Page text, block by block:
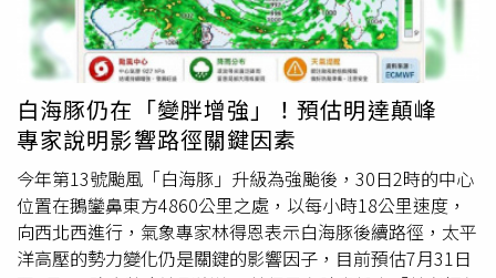
府會議室。綠營人士質疑，若業者列席中央會議被指為政治
護航，台中市府同樣邀請業者與會，又該如何解釋，認為
「門神說」形同自我打臉。面對外界質疑，台中市政府於2
日深夜11時42分發布「中聯油脂苯駢芘超標案因應作為」
及會議紀錄反擊。副市長鄭照新表示，7月3日會議屬於專業
技術討論，目的在釐清污染原因、研擬矯正措施及預防再發
機制，邀集專家學者、中央食藥署及中聯油脂共同參與，程
序公開透明、全程留有紀錄，與中央決策會議性質不同。市
府並質疑中央訂定「使用問題油未達20%免下架」政策的決
策過程未邀地方參與，要求中央比照公開相關會議紀錄及決
白海豚仍在「變胖增強」！預估明達顛峰
專家說明影響路徑關鍵因素
今年第13號颱風「白海豚」升級為強颱後，30日2時的中心
位置在鵝鑾鼻東方4860公里之處，以每小時18公里速度，
向西北西進行，氣象專家林得恩表示白海豚後續路徑，太平
洋高壓的勢力變化仍是關鍵的影響因子，目前預估7月31日